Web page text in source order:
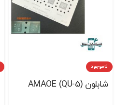
ناموجود
شابلون AMAOE (QU-5)